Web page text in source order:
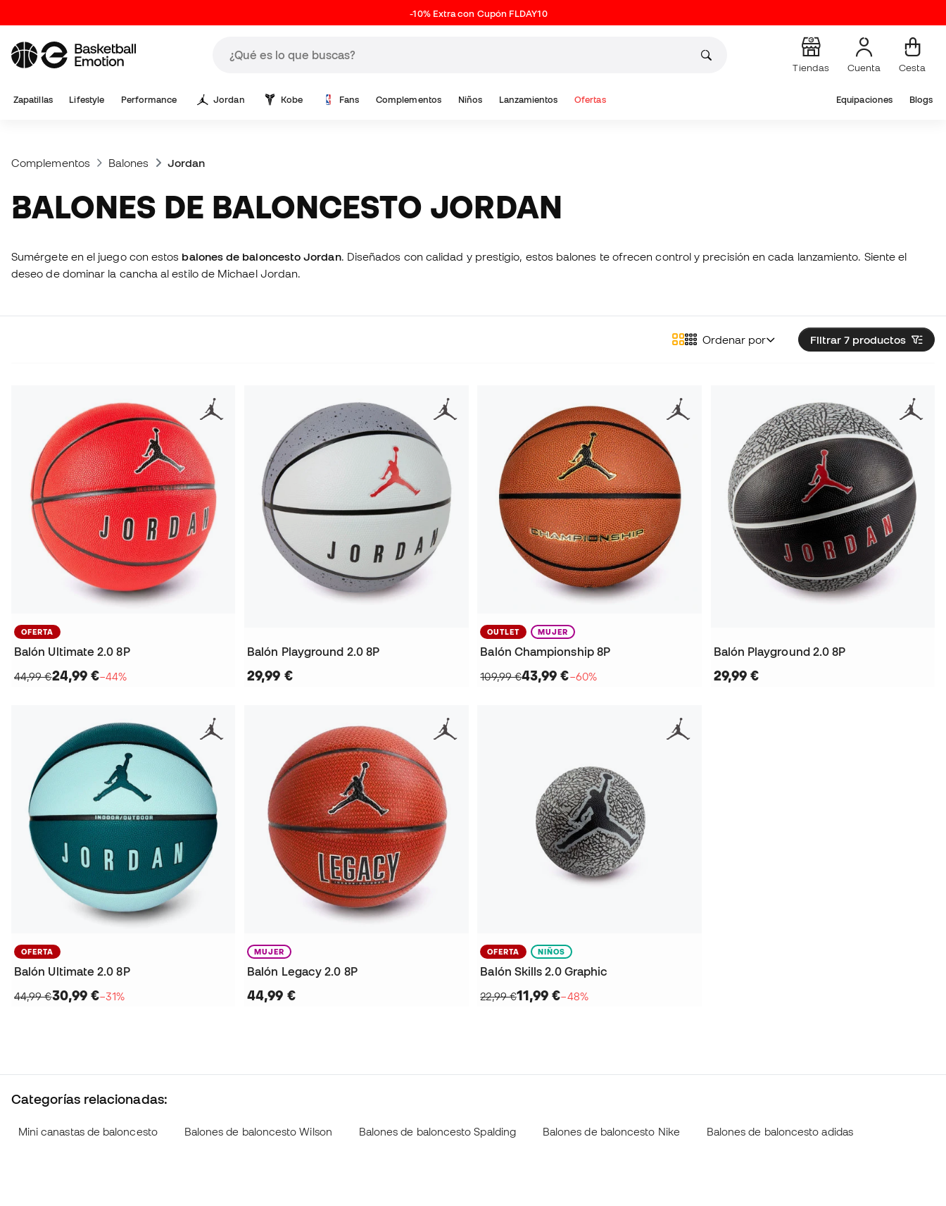
-10% Extra con Cupón FLDAY10
Tiendas Cuenta Cesta
Zapatillas Lifestyle Performance Jordan Kobe Fans Complementos Niños Lanzamientos Ofertas Equipaciones Blogs
Complementos Balones Jordan
BALONES DE BALONCESTO JORDAN
Sumérgete en el juego con estos balones de baloncesto Jordan. Diseñados con calidad y prestigio, estos balones te ofrecen control y precisión en cada lanzamiento. Siente el
deseo de dominar la cancha al estilo de Michael Jordan.
Filtrar 7 productos
Ordenar por
OFERTA
Balón Ultimate 2.0 8P
44,99 €24,99 €−44%
Balón Playground 2.0 8P
29,99 €
OUTLET MUJER
Balón Championship 8P
109,99 €43,99 €−60%
Balón Playground 2.0 8P
29,99 €
OFERTA
Balón Ultimate 2.0 8P
44,99 €30,99 €−31%
MUJER
Balón Legacy 2.0 8P
44,99 €
OFERTA NIÑOS
Balón Skills 2.0 Graphic
22,99 €11,99 €−48%
Categorías relacionadas:
Mini canastas de baloncesto Balones de baloncesto Wilson Balones de baloncesto Spalding Balones de baloncesto Nike Balones de baloncesto adidas